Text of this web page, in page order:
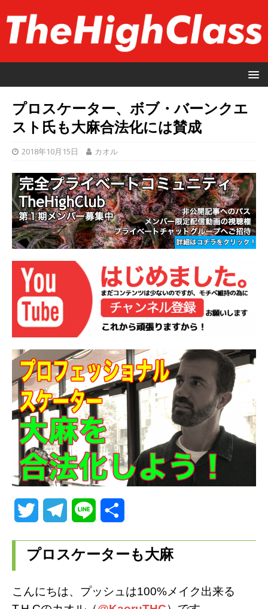
プロスケーター、ボブ・バーンクエ
スト氏も大麻合法化には賛成
2018年10月15日 カオル
t
l
g
n
プロスケーターも大麻
こんにちは、プッシュは100%メイク出来る